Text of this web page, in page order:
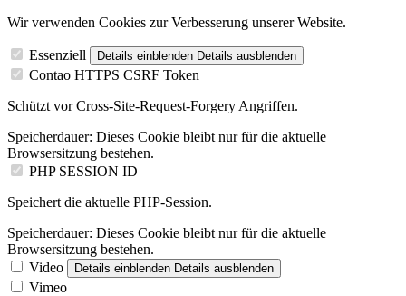
Wir verwenden Cookies zur Verbesserung unserer Website.
Essenziell Details einblenden Details ausblenden
Contao HTTPS CSRF Token
Schützt vor Cross-Site-Request-Forgery Angriffen.
Speicherdauer: Dieses Cookie bleibt nur für die aktuelle
Browsersitzung bestehen.
PHP SESSION ID
Speichert die aktuelle PHP-Session.
Speicherdauer: Dieses Cookie bleibt nur für die aktuelle
Browsersitzung bestehen.
Video
Details einblenden Details ausblenden
Vimeo